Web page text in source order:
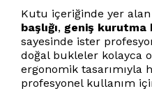
Kutu içeriğinde yer alan
başlığı, geniş kurutma
sayesinde ister
doğal bukleler kolayca
ergonomik tasarımıyla
profesyonel kullanım